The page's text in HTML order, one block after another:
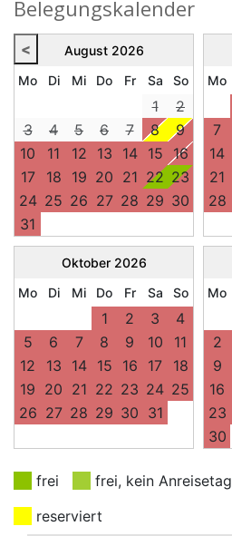
Belegungskalender
< August 2026
Mo
Di Mi Do Fr Sa So
1
2
3
4 5 6 7 8
9
10
11 12 13 14 15
16
17
18 19 20 21 22 23
24 25 26 27 28 29 30
31
Mo
7
14
21
28
Oktober 2026
Mo
Di Mi Do Fr Sa So
1 2 3
4
5
6 7 8 9 10
11
12
13 14 15 16 17
18
19 20 21 22 23 24 25
26 27 28 29 30 31
Mo
2
9
16
23
30
frei frei, kein Anreisetag
reserviert